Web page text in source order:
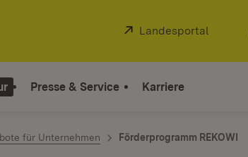
Extern:
Landesportal
Presse & Service Karriere
für Unternehmen Förderprogramm REKOWI